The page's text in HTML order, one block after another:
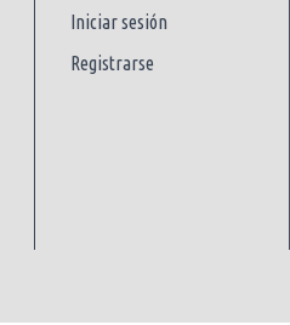
Iniciar sesión
Registrarse